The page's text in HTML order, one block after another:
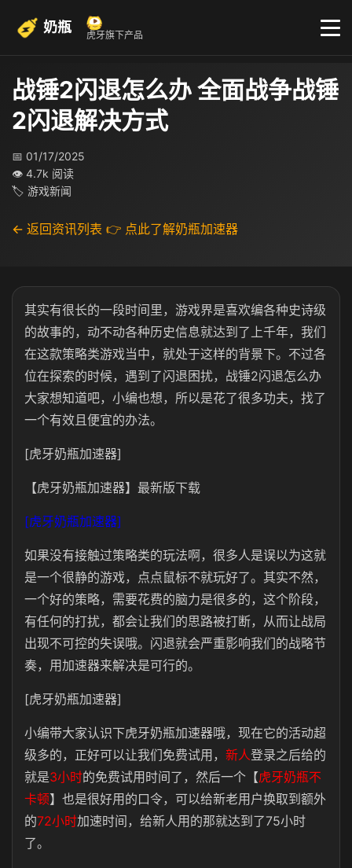
奶瓶 虎牙旗下产品
战锤2闪退怎么办 全面战争战锤
2闪退解决方式
📅 01/17/2025
👁 4.7k 阅读
🏷 游戏新闻
← 返回资讯列表 👉 点此了解奶瓶加速器
其实有很长的一段时间里，游戏界是喜欢编各种史诗级
的故事的，动不动各种历史信息就达到了上千年，我们
在这款策略类游戏当中，就处于这样的背景下。不过各
位在探索的时候，遇到了闪退困扰，战锤2闪退怎么办
大家想知道吧，小编也想，所以是花了很多功夫，找了
一个有效且便宜的办法。
[虎牙奶瓶加速器]
【虎牙奶瓶加速器】最新版下载
[虎牙奶瓶加速器]
如果没有接触过策略类的玩法啊，很多人是误以为这就
是一个很静的游戏，点点鼠标不就玩好了。其实不然，
一个好的策略，需要花费的脑力是很多的，这个阶段，
有任何的打扰，都会让我们的思路被打断，从而让战局
出现不可控的失误哦。闪退就会严重影响我们的战略节
奏，用加速器来解决是可行的。
[虎牙奶瓶加速器]
小编带大家认识下虎牙奶瓶加速器哦，现在它的活动超
级多的，正好可以让我们免费试用， 新人登录之后给的
就是3小时的免费试用时间了，然后一个【虎牙奶瓶不
卡顿】也是很好用的口令，可以给新老用户换取到额外
的72小时加速时间，给新人用的那就达到了75小时
了。